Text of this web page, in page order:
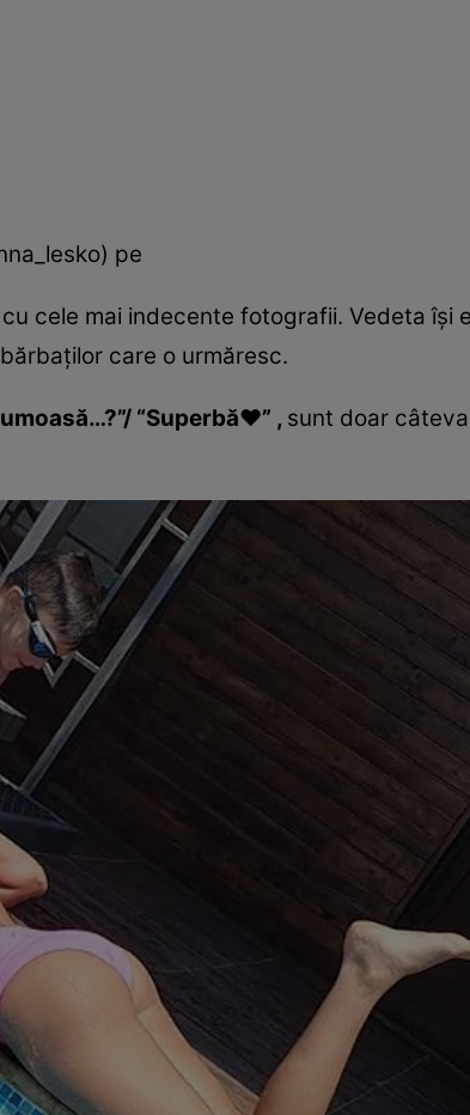
pe
cele mai indecente fotografii. Vedeta îşi
care o urmăresc.
“Superbă❤️” , sunt doar